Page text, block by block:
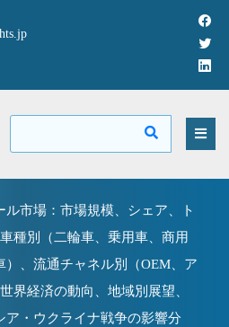
ル市場：市場規模、シェア、ト
種別（二輪車、乗用車、商用
、流通チャネル別（OEM、ア
界経済の動向、地域別展望、
ア・ウクライナ戦争の影響分